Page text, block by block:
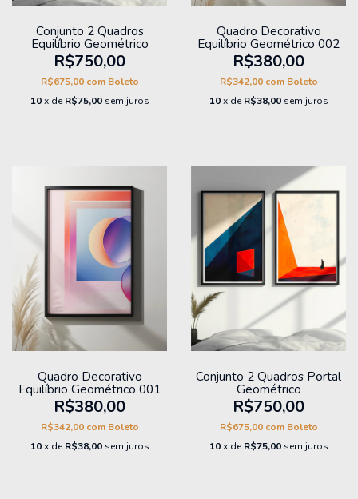
Conjunto 2 Quadros
Equilíbrio Geométrico
R$750,00
R$675,00 com Boleto
10 x de R$75,00 sem juros
Quadro Decorativo
Equilíbrio Geométrico 002
R$380,00
R$342,00 com Boleto
10 x de R$38,00 sem juros
Quadro Decorativo
Equilíbrio Geométrico 001
R$380,00
R$342,00 com Boleto
10 x de R$38,00 sem juros
Conjunto 2 Quadros Portal
Geométrico
R$750,00
R$675,00 com Boleto
10 x de R$75,00 sem juros